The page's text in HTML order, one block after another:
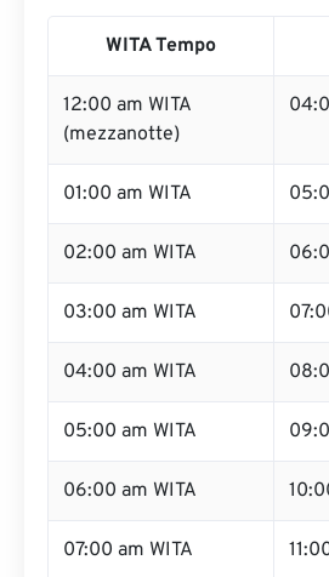
WITA Tempo
12:00 am WITA
(mezzanotte)
01:00 am WITA
02:00 am WITA
03:00 am WITA
04:00 am WITA
05:00 am WITA
06:00 am WITA
07:00 am WITA